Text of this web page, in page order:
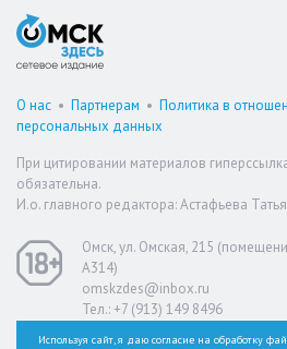
О нас • Партнерам • Политика в
персональных данных
При цитировании материалов
обязательна.
И.о. главного редактора: Астафьева
Омск, ул. Омская, 215
А314)
omskzdes@inbox.ru
Тел.: +7 (913) 149 8496
Используя сайт, я даю согласие на обработку